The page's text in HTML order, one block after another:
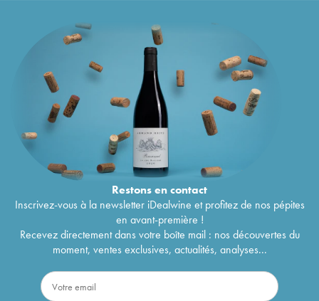
Restons encontact
Inscrivez-vous à la newsletter iDealwine et profitez de nos pépites
en avant-première !
Recevez directement dans votre boîte mail : nos découvertes du
moment, ventes exclusives, actualités, analyses...